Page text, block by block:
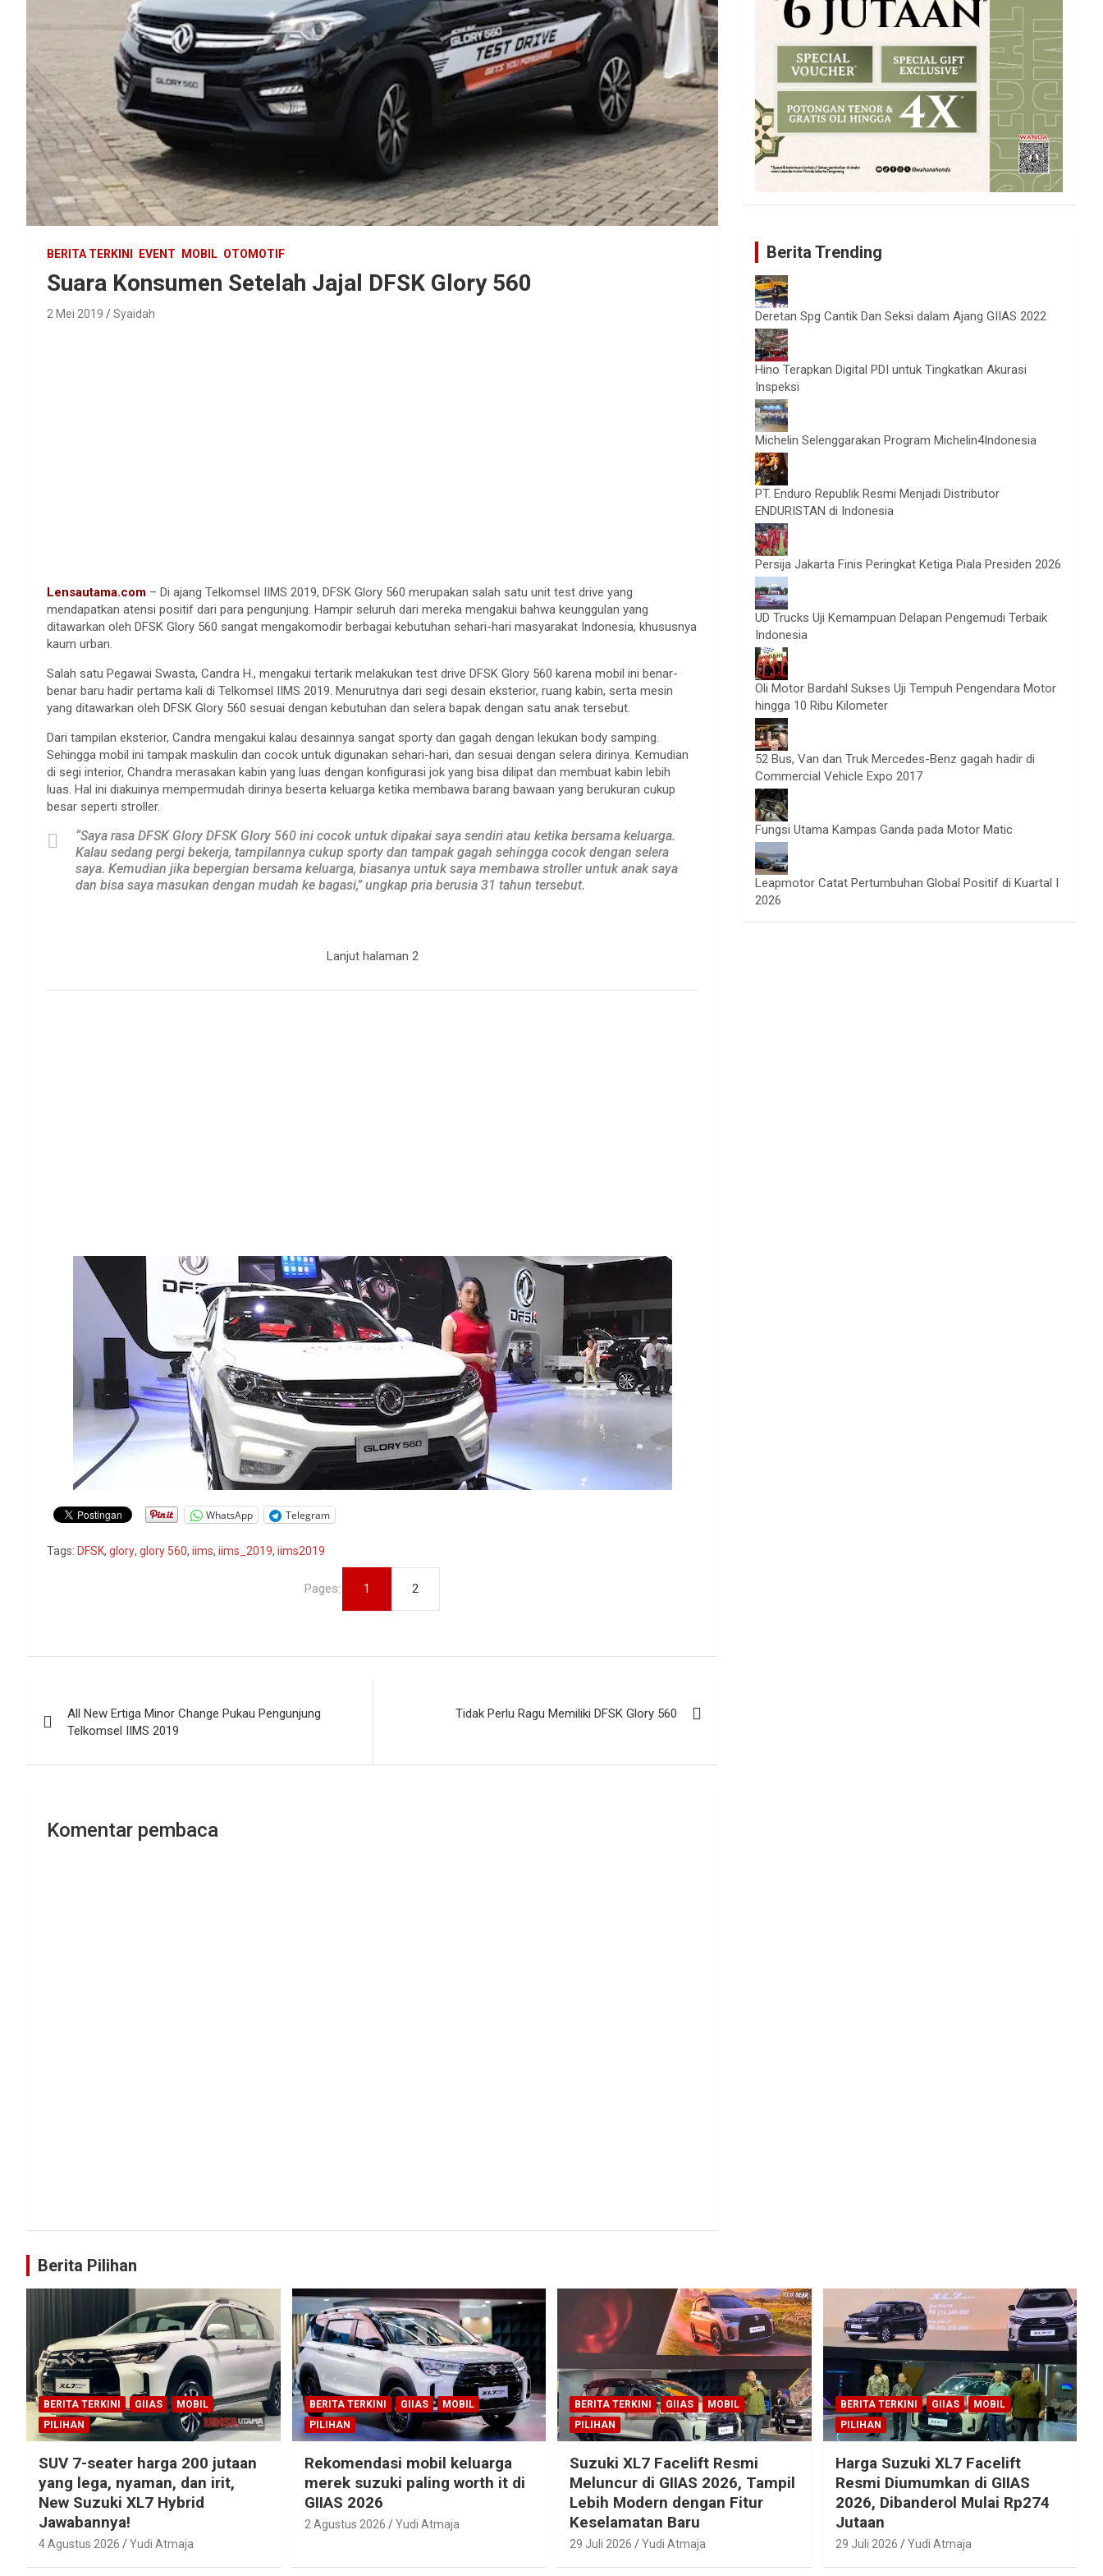
BERITA TERKINI EVENT MOBIL OTOMOTIF
Suara Konsumen Setelah Jajal DFSK Glory 560
2 Mei 2019 Syaidah
Lensautama.com – Di ajang Telkomsel IIMS 2019, DFSK Glory 560 merupakan salah satu unit test drive yang
mendapatkan atensi positif dari para pengunjung. Hampir seluruh dari mereka mengakui bahwa keunggulan yang
ditawarkan oleh DFSK Glory 560 sangat mengakomodir berbagai kebutuhan sehari-hari masyarakat Indonesia, khususnya
kaum urban.
Salah satu Pegawai Swasta, Candra H., mengakui tertarik melakukan test drive DFSK Glory 560 karena mobil ini benar-
benar baru hadir pertama kali di Telkomsel IIMS 2019. Menurutnya dari segi desain eksterior, ruang kabin, serta mesin
yang ditawarkan oleh DFSK Glory 560 sesuai dengan kebutuhan dan selera bapak dengan satu anak tersebut.
Dari tampilan eksterior, Candra mengakui kalau desainnya sangat sporty dan gagah dengan lekukan body samping.
Sehingga mobil ini tampak maskulin dan cocok untuk digunakan sehari-hari, dan sesuai dengan selera dirinya. Kemudian
di segi interior, Chandra merasakan kabin yang luas dengan konfigurasi jok yang bisa dilipat dan membuat kabin lebih
luas. Hal ini diakuinya mempermudah dirinya beserta keluarga ketika membawa barang bawaan yang berukuran cukup
besar seperti stroller.
“Saya rasa DFSK Glory DFSK Glory 560 ini cocok untuk dipakai saya sendiri atau ketika bersama keluarga.
Kalau sedang pergi bekerja, tampilannya cukup sporty dan tampak gagah sehingga cocok dengan selera
saya. Kemudian jika bepergian bersama keluarga, biasanya untuk saya membawa stroller untuk anak saya
dan bisa saya masukan dengan mudah ke bagasi,” ungkap pria berusia 31 tahun tersebut.
Lanjut halaman 2
WhatsApp Telegram
Tags: DFSK, glory, glory 560, iims, iims_2019, iims2019
Pages: 1 2
pos
All New Ertiga Minor Change Pukau Pengunjung
Telkomsel IIMS 2019
Tidak Perlu Ragu Memiliki DFSK Glory 560
Komentar pembaca
Berita Trending
Deretan Spg Cantik Dan Seksi dalam Ajang GIIAS 2022
Hino Terapkan Digital PDI untuk Tingkatkan Akurasi
Inspeksi
Michelin Selenggarakan Program Michelin4Indonesia
PT. Enduro Republik Resmi Menjadi Distributor
ENDURISTAN di Indonesia
Persija Jakarta Finis Peringkat Ketiga Piala Presiden 2026
UD Trucks Uji Kemampuan Delapan Pengemudi Terbaik
Indonesia
Oli Motor Bardahl Sukses Uji Tempuh Pengendara Motor
hingga 10 Ribu Kilometer
52 Bus, Van dan Truk Mercedes-Benz gagah hadir di
Commercial Vehicle Expo 2017
Fungsi Utama Kampas Ganda pada Motor Matic
Leapmotor Catat Pertumbuhan Global Positif di Kuartal I
2026
Berita Pilihan
BERITA TERKINI GIIAS
MOBIL
PILIHAN
SUV 7-seater harga 200 jutaan
yang lega, nyaman, dan irit,
New Suzuki XL7 Hybrid
Jawabannya!
4 Agustus 2026 Yudi Atmaja
BERITA TERKINI GIIAS
MOBIL
PILIHAN
Rekomendasi mobil keluarga
merek suzuki paling worth it di
GIIAS 2026
2 Agustus 2026 Yudi Atmaja
BERITA TERKINI GIIAS
MOBIL
PILIHAN
Suzuki XL7 Facelift Resmi
Meluncur di GIIAS 2026, Tampil
Lebih Modern dengan Fitur
Keselamatan Baru
29 Juli 2026 Yudi Atmaja
BERITA TERKINI GIIAS
MOBIL
PILIHAN
Harga Suzuki XL7 Facelift
Resmi Diumumkan di GIIAS
2026, Dibanderol Mulai Rp274
Jutaan
29 Juli 2026 Yudi Atmaja